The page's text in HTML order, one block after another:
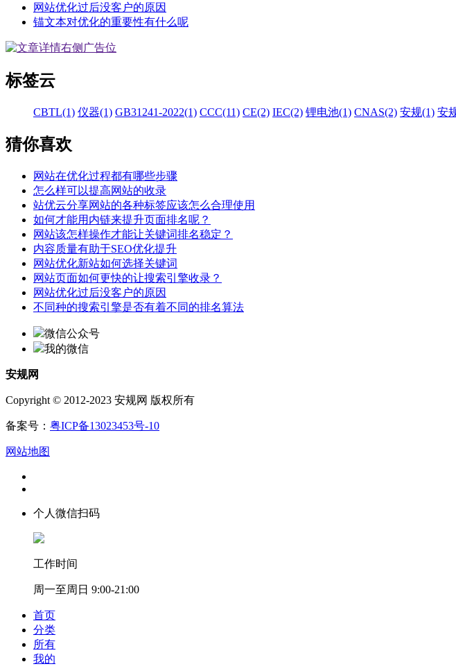
网站优化过后没客户的原因
锚文本对优化的重要性有什么呢
标签云
CBTL(1) 仪器(1) GB31241-2022(1) CCC(11) CE(2) IEC(2) 锂电池(1) CNAS(2) 安规(1) 安
猜你喜欢
网站在优化过程都有哪些步骤
怎么样可以提高网站的收录
站优云分享网站的各种标签应该怎么合理使用
如何才能用内链来提升页面排名呢？
网站该怎样操作才能让关键词排名稳定？
内容质量有助于SEO优化提升
网站优化新站如何选择关键词
网站页面如何更快的让搜索引擎收录？
网站优化过后没客户的原因
不同种的搜索引擎是否有着不同的排名算法
微信公众号
我的微信
安规网
Copyright © 2012-2023 安规网 版权所有
备案号： 粤ICP备13023453号-10
网站地图
个人微信扫码
工作时间
周一至周日 9:00-21:00
首页
分类
所有
我的